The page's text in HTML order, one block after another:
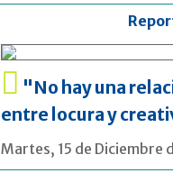
"No hay una
entre locura y
Martes, 15 de Diciembre